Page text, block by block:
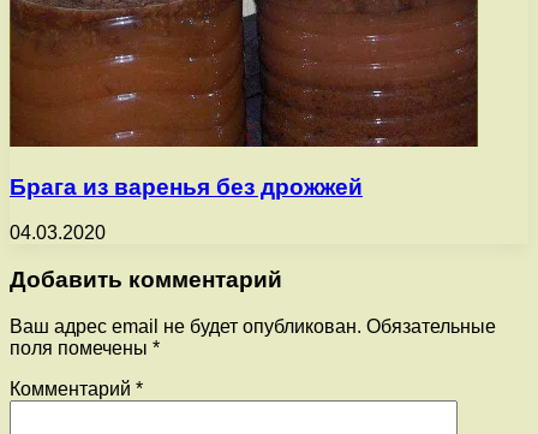
Брага из варенья без дрожжей
04.03.2020
Добавить комментарий
Ваш адрес email не будет опубликован. Обязательные
поля помечены *
Комментарий *